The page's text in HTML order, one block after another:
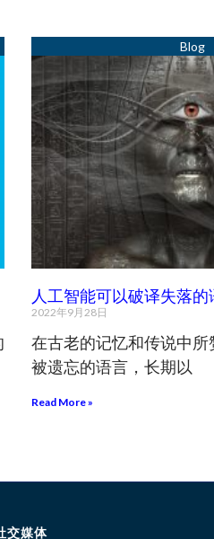
人工智能可以破译失落的
2022年9月28日
在古老的记忆和传说中
被遗忘的语言，长期以
Read More »
交媒体